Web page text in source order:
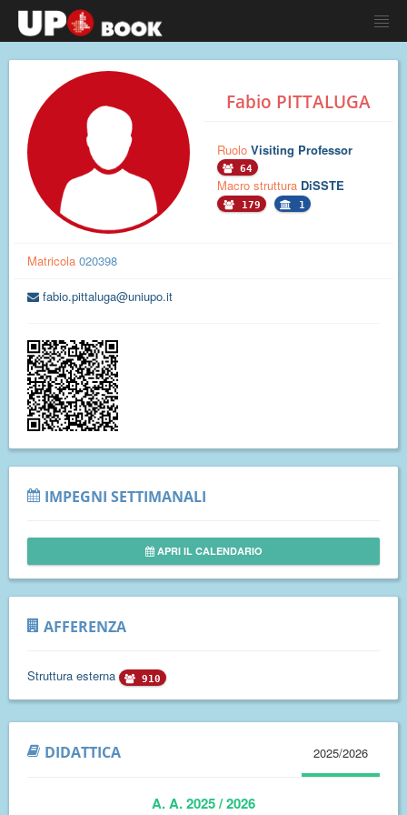
Fabio PITTALUGA
Ruolo Visiting Professor
64
Macro struttura DiSSTE
179 1
Matricola 020398
fabio.pittaluga@uniupo.it
IMPEGNI SETTIMANALI
APRI IL CALENDARIO
AFFERENZA
Struttura esterna 910
DIDATTICA 2025/2026
A. A. 2025 / 2026